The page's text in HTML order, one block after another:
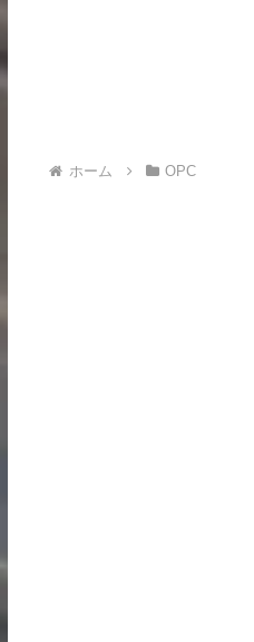
ホーム OPC